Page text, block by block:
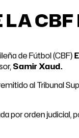
LA
de Fútbol (CBF)
Samir Xaud.
al Tribunal
por orden